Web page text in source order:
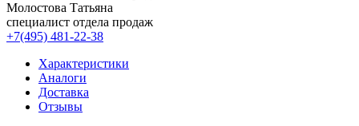
Молостова Татьяна
специалист отдела продаж
+7(495) 481-22-38
Характеристики
Аналоги
Доставка
Отзывы